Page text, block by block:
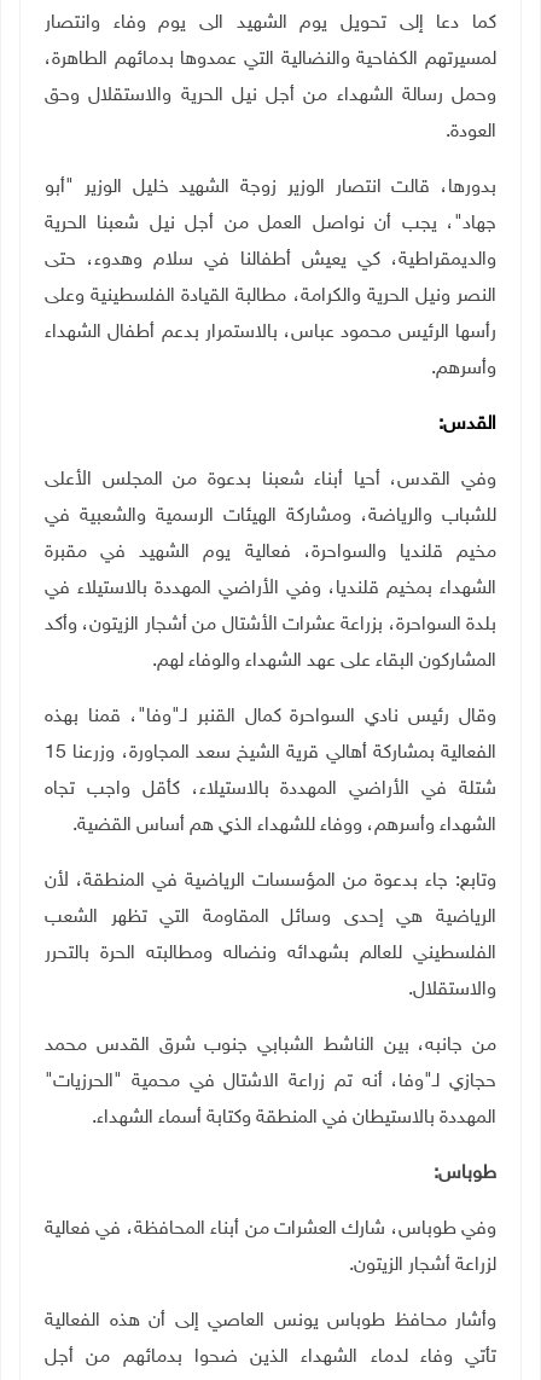
كما دعا إلى تحويل يوم الشهيد الى يوم وفاء وانتصار
لمسيرتهم الكفاحية والنضالية التي عمدوها بدمائهم الطاهرة،
وحمل رسالة الشهداء من أجل نيل الحرية والاستقلال وحق
العودة.
بدورها، قالت انتصار الوزير زوجة الشهيد خليل الوزير "أبو
جهاد"، يجب أن نواصل العمل من أجل نيل شعبنا الحرية
والديمقراطية، كي يعيش أطفالنا في سلام وهدوء، حتى
النصر ونيل الحرية والكرامة، مطالبة القيادة الفلسطينية وعلى
رأسها الرئيس محمود عباس، بالاستمرار بدعم أطفال الشهداء
وأسرهم.
القدس:
وفي القدس، أحيا أبناء شعبنا بدعوة من المجلس الأعلى
للشباب والرياضة، ومشاركة الهيئات الرسمية والشعبية في
مخيم قلنديا والسواحرة، فعالية يوم الشهيد في مقبرة
الشهداء بمخيم قلنديا، وفي الأراضي المهددة بالاستيلاء في
بلدة السواحرة، بزراعة عشرات الأشتال من أشجار الزيتون، وأكد
المشاركون البقاء على عهد الشهداء والوفاء لهم.
وقال رئيس نادي السواحرة كمال القنبر لـ"وفا"، قمنا بهذه
الفعالية بمشاركة أهالي قرية الشيخ سعد المجاورة، وزرعنا 15
شتلة في الأراضي المهددة بالاستيلاء، كأقل واجب تجاه
الشهداء وأسرهم، ووفاء للشهداء الذي هم أساس القضية.
وتابع: جاء بدعوة من المؤسسات الرياضية في المنطقة، لأن
الرياضية هي إحدى وسائل المقاومة التي تظهر الشعب
الفلسطيني للعالم بشهدائه ونضاله ومطالبته الحرة بالتحرر
والاستقلال.
من جانبه، بين الناشط الشبابي جنوب شرق القدس محمد
حجازي لـ"وفا، أنه تم زراعة الاشتال في محمية "الحرزيات"
المهددة بالاستيطان في المنطقة وكتابة أسماء الشهداء.
طوباس:
وفي طوباس، شارك العشرات من أبناء المحافظة، في فعالية
لزراعة أشجار الزيتون.
وأشار محافظ طوباس يونس العاصي إلى أن هذه الفعالية
تأتي وفاء لدماء الشهداء الذين ضحوا بدمائهم من أجل